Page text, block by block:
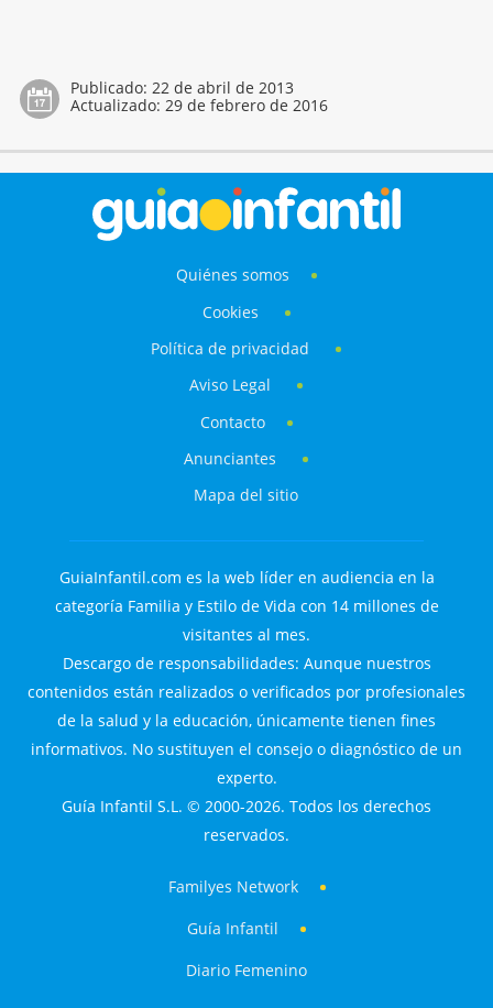
Publicado: 22 de abril de 2013
Actualizado: 29 de febrero de 2016
Quiénes somos
Cookies
Política de privacidad
Aviso Legal
Contacto
Anunciantes
Mapa del sitio
GuiaInfantil.com es la web líder en audiencia en la
categoría Familia y Estilo de Vida con 14 millones de
visitantes al mes.
Descargo de responsabilidades: Aunque nuestros
contenidos están realizados o verificados por profesionales
de la salud y la educación, únicamente tienen fines
informativos. No sustituyen el consejo o diagnóstico de un
experto.
Guía Infantil S.L. © 2000-2026. Todos los derechos
reservados.
Familyes Network
Guía Infantil
Diario Femenino